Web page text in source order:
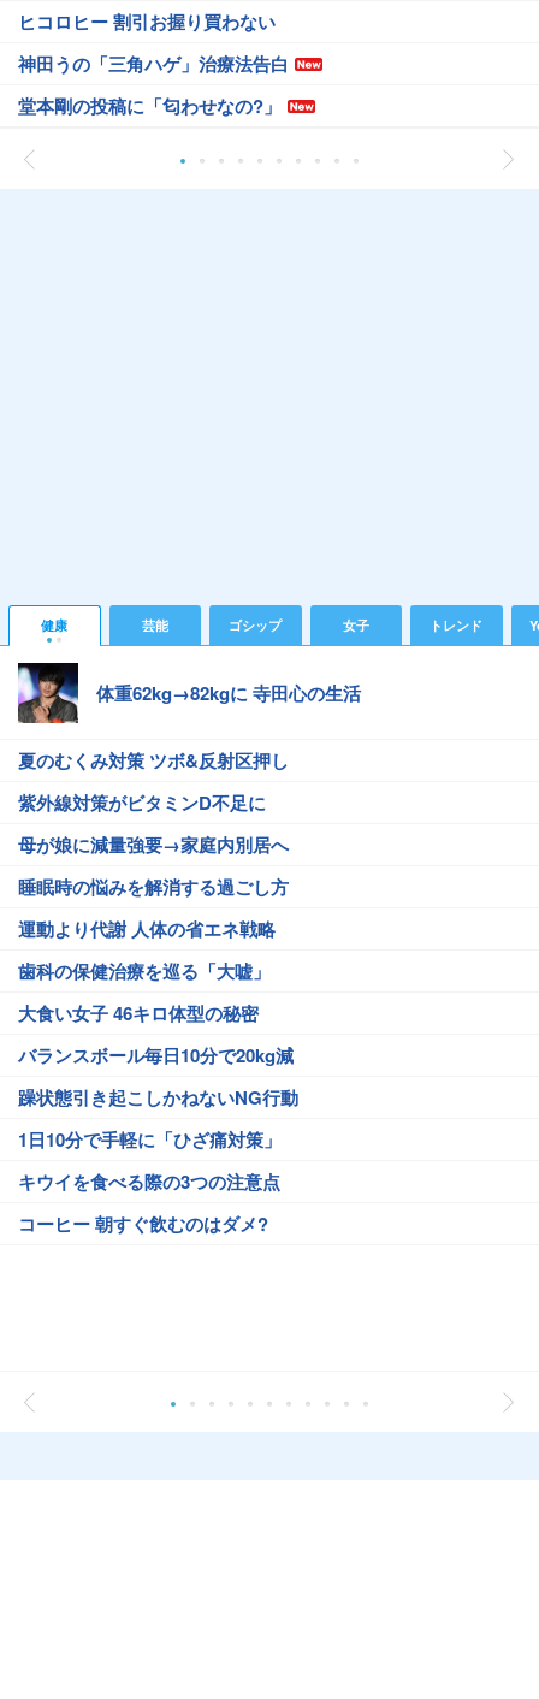
ヒコロヒー 割引お握り買わない
神田うの「三角ハゲ」治療法告白
堂本剛の投稿に「匂わせなの?」
健康 芸能 ゴシップ 女子 トレンド
体重62kg→82kgに 寺田心の生活
夏のむくみ対策 ツボ&反射区押し
紫外線対策がビタミンD不足に
母が娘に減量強要→家庭内別居へ
睡眠時の悩みを解消する過ごし方
運動より代謝 人体の省エネ戦略
歯科の保健治療を巡る「大嘘」
大食い女子 46キロ体型の秘密
バランスボール毎日10分で20kg減
躁状態引き起こしかねないNG行動
1日10分で手軽に「ひざ痛対策」
キウイを食べる際の3つの注意点
コーヒー 朝すぐ飲むのはダメ?